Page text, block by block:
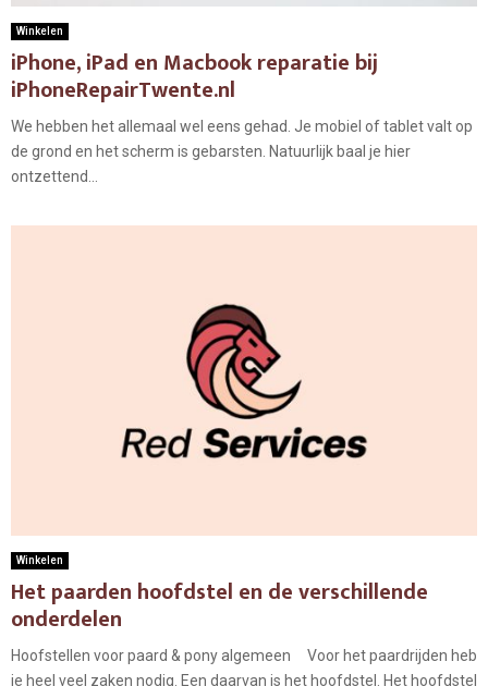
Winkelen
iPhone, iPad en Macbook reparatie bij
iPhoneRepairTwente.nl
We hebben het allemaal wel eens gehad. Je mobiel of tablet valt op
de grond en het scherm is gebarsten. Natuurlijk baal je hier
ontzettend...
Winkelen
Het paarden hoofdstel en de verschillende
onderdelen
Hoofstellen voor paard & pony algemeen Voor het paardrijden heb
je heel veel zaken nodig. Een daarvan is het hoofdstel. Het hoofdstel